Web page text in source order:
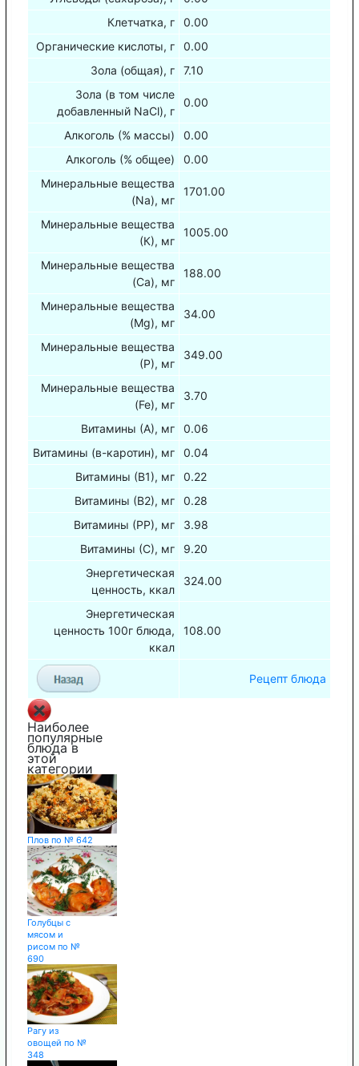
Клетчатка, г
0.00
Органические кислоты, г
0.00
Зола (общая), г
7.10
Зола (в том числе
добавленный NaCl), г
0.00
Алкоголь (% массы)
0.00
Алкоголь (% общее)
0.00
Минеральные вещества
(Na), мг
1701.00
Минеральные вещества
(К), мг
1005.00
Минеральные вещества
(Са), мг
188.00
Минеральные вещества
(Mg), мг
34.00
Минеральные вещества
(Р), мг
349.00
Минеральные вещества
(Fe), мг
3.70
Витамины (А), мг
0.06
Витамины (в-каротин), мг
0.04
Витамины (В1), мг
0.22
Витамины (В2), мг
0.28
Витамины (РР), мг
3.98
Витамины (С), мг
9.20
Энергетическая
ценность, ккал
324.00
Энергетическая
ценность 100г блюда,
ккал
108.00
Рецепт блюда
Наиболее
популярные
блюда в
этой
категории
Плов по № 642
Голубцы с
мясом и
рисом по №
690
Рагу из
овощей по №
348